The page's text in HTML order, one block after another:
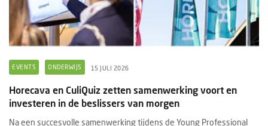
EVENTS ONDERWIJS 15 JULI 2026
Horecava en CuliQuiz zetten samenwerking voort en
investeren in de beslissers van morgen
Na een succesvolle samenwerking tijdens de Young Professional